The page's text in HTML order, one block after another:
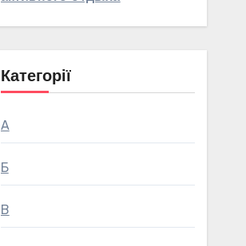
Категорії
А
Б
В